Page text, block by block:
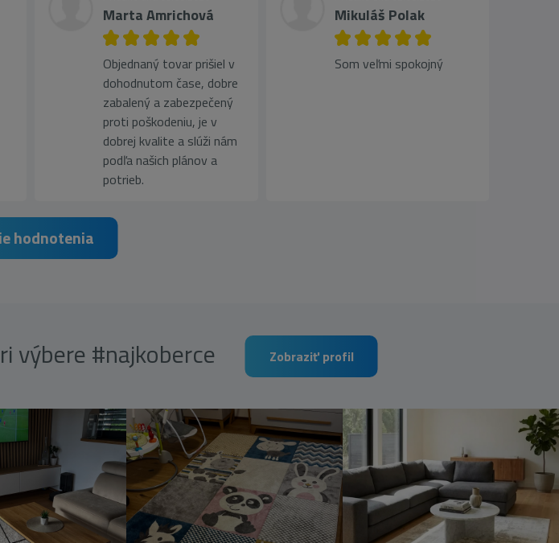
Marta Amrichová
Objednaný tovar prišiel v
dohodnutom čase, dobre
zabalený a zabezpečený
proti poškodeniu, je v
dobrej kvalite a slúži nám
podľa našich plánov a
potrieb.
Mikuláš Polak
Som veľmi spokojný
hodnotenia
výbere #najkoberce Zobraziť profil